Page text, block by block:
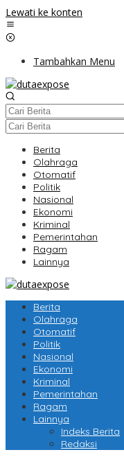
Lewati ke konten
Tambahkan Menu
Berita
Olahraga
Otomatif
Politik
Nasional
Ekonomi
Kriminal
Pemerintahan
Ragam
Lainnya
Berita
Olahraga
Otomatif
Politik
Nasional
Ekonomi
Kriminal
Pemerintahan
Ragam
Lainnya
Indeks Berita
Redaksi